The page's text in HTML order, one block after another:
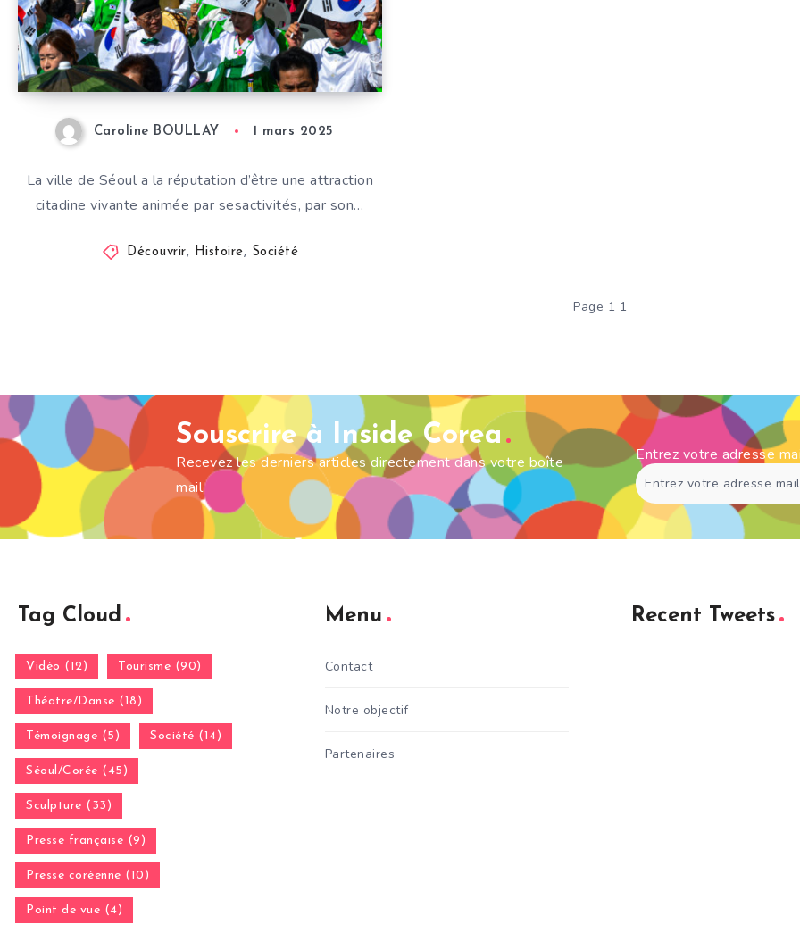
Caroline BOULLAY 1 mars 2025
La ville de Séoul a la réputation d’être une attraction
citadine vivante animée par sesactivités, par son…
Découvrir, Histoire, Société
Page 1 1
Souscrire à Inside Corea
Recevez les derniers articles directement dans votre boîte
mail.
Entrez votre adresse
Tag Cloud
Vidéo (12) Tourisme (90)
Théatre/Danse (18)
Témoignage (5) Société (14)
Séoul/Corée (45)
Sculpture (33)
Presse française (9)
Presse coréenne (10)
Point de vue (4)
Menu
Contact
Notre objectif
Partenaires
Recent Tweets